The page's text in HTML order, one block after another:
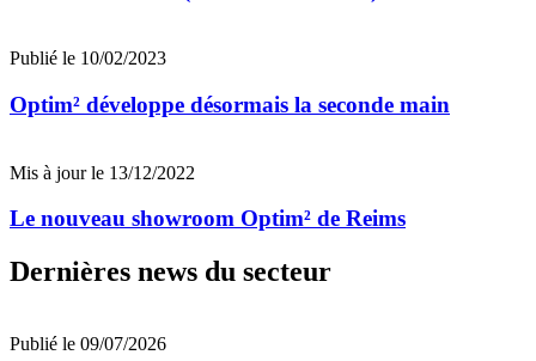
Publié le 10/02/2023
Optim² développe désormais la seconde main
Mis à jour le 13/12/2022
Le nouveau showroom Optim² de Reims
Dernières news du secteur
Publié le 09/07/2026